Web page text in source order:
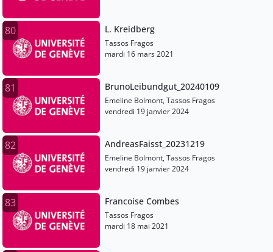
80 L. Kreidberg
Tassos Fragos
mardi 16 mars 2021
81 BrunoLeibundgut_20240109
Emeline Bolmont, Tassos Fragos
vendredi 19 janvier 2024
82 AndreasFaisst_20231219
Emeline Bolmont, Tassos Fragos
vendredi 19 janvier 2024
83 Francoise Combes
Tassos Fragos
mardi 18 mai 2021